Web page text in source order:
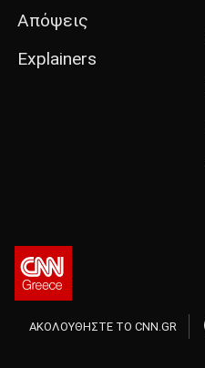
Απόψεις
Explainers
ΑΚΟΛΟΥΘΗΣΤΕ ΤΟ CNN.GR